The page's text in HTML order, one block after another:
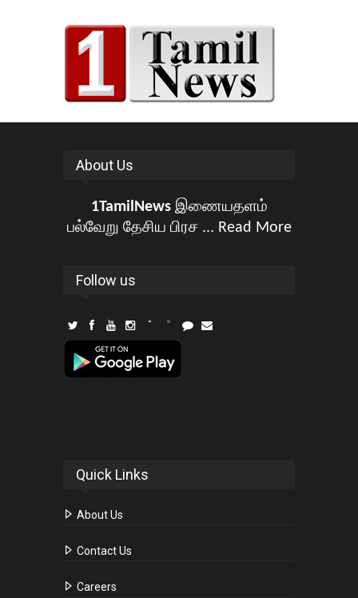
About Us
1TamilNewsஇணையதளம்
பல்வேறு தேசிய பிரச ... Read More
Follow us
Quick Links
About Us
Contact Us
Careers